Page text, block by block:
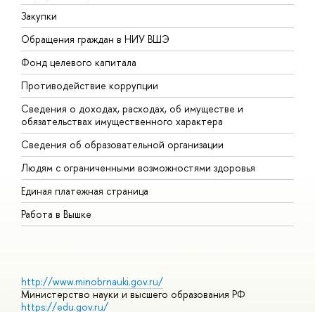
Закупки
Обращения граждан в НИУ ВШЭ
Фонд целевого капитала
Противодействие коррупции
Сведения о доходах, расходах, об имуществе и
обязательствах имущественного характера
Сведения об образовательной организации
Людям с ограниченными возможностями здоровья
Единая платежная страница
Работа в Вышке
http://www.minobrnauki.gov.ru/
Министерство науки и высшего образования РФ
https://edu.gov.ru/